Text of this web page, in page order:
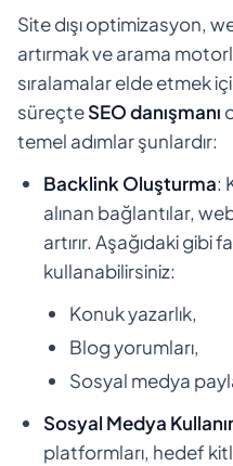
Site dışı optimizasyon,
artırmak ve arama
sıralamalar elde etmek
süreçteSEO danışmanı
temel adımlar şunlardır:
Backlink Oluşturma:
alınan bağlantılar,
artırır. Aşağıdaki gibi
kullanabilirsiniz:
Konuk yazarlık,
Blog yorumları,
Sosyal medya
Sosyal Medya
platformları, hedef